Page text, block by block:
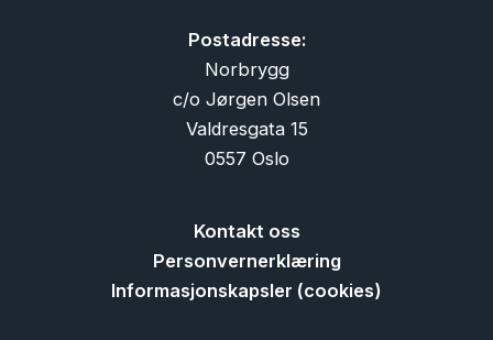
Postadresse:
Norbrygg
c/o Jørgen Olsen
Valdresgata 15
0557 Oslo
Kontakt oss
Personvernerklæring
Informasjonskapsler (cookies)